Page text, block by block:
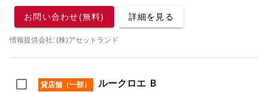
お問い合わせ(無料) 詳細を見る
情報提供会社: (株)アセットランド
貸店舗（一部） ルークロエ Ｂ